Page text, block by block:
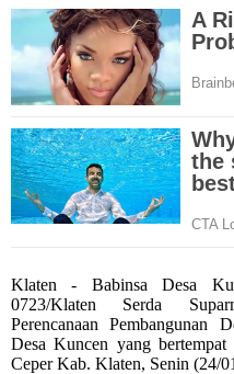
Klaten - Babinsa Desa
0723/Klaten Serda
Perencanaan Pembangunan
Desa Kuncen yang
Ceper Kab. Klaten, Senin (24/